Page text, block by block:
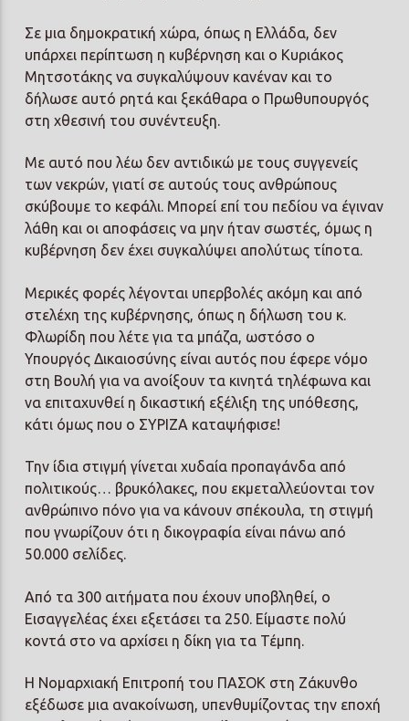
Σε μια δημοκρατική χώρα, όπως η Ελλάδα, δεν
υπάρχει περίπτωση η κυβέρνηση και ο Κυριάκος
Μητσοτάκης να συγκαλύψουν κανέναν και το
δήλωσε αυτό ρητά και ξεκάθαρα ο Πρωθυπουργός
στη χθεσινή του συνέντευξη.
Με αυτό που λέω δεν αντιδικώ με τους συγγενείς
των νεκρών, γιατί σε αυτούς τους ανθρώπους
σκύβουμε το κεφάλι. Μπορεί επί του πεδίου να έγιναν
λάθη και οι αποφάσεις να μην ήταν σωστές, όμως η
κυβέρνηση δεν έχει συγκαλύψει απολύτως τίποτα.
Μερικές φορές λέγονται υπερβολές ακόμη και από
στελέχη της κυβέρνησης, όπως η δήλωση του κ.
Φλωρίδη που λέτε για τα μπάζα, ωστόσο ο
Υπουργός Δικαιοσύνης είναι αυτός που έφερε νόμο
στη Βουλή για να ανοίξουν τα κινητά τηλέφωνα και
να επιταχυνθεί η δικαστική εξέλιξη της υπόθεσης,
κάτι όμως που ο ΣΥΡΙΖΑ καταψήφισε!
Την ίδια στιγμή γίνεται χυδαία προπαγάνδα από
πολιτικούς… βρυκόλακες, που εκμεταλλεύονται τον
ανθρώπινο πόνο για να κάνουν σπέκουλα, τη στιγμή
που γνωρίζουν ότι η δικογραφία είναι πάνω από
50.000 σελίδες.
Από τα 300 αιτήματα που έχουν υποβληθεί, ο
Εισαγγελέας έχει εξετάσει τα 250. Είμαστε πολύ
κοντά στο να αρχίσει η δίκη για τα Τέμπη.
Η Νομαρχιακή Επιτροπή του ΠΑΣΟΚ στη Ζάκυνθο
εξέδωσε μια ανακοίνωση, υπενθυμίζοντας την εποχή